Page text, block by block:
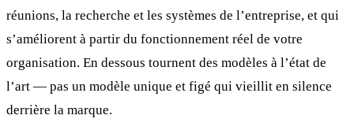
réunions, la recherche et les systèmes de l’entreprise, et qui
s’améliorent à partir du fonctionnement réel de votre
organisation. En dessous tournent des modèles à l’état de
l’art — pas un modèle unique et figé qui vieillit en silence
derrière la marque.